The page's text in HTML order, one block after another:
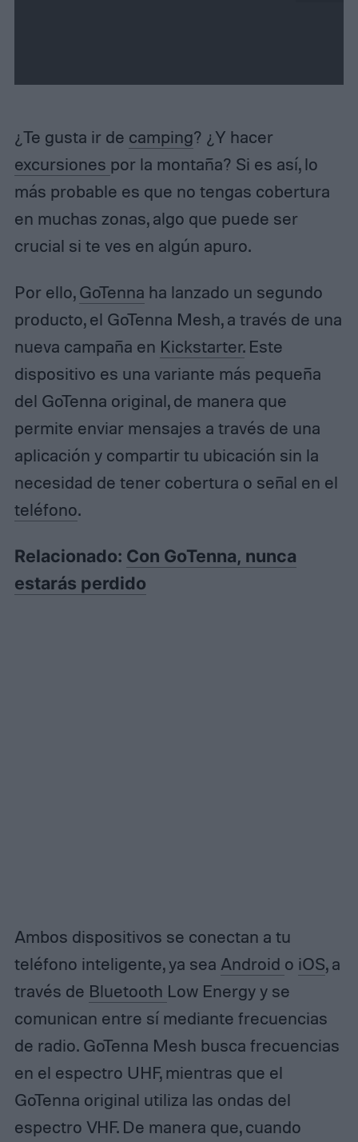
¿Te gusta ir de camping? ¿Y hacer
excursiones por la montaña? Si es así, lo
más probable es que no tengas cobertura
en muchas zonas, algo que puede ser
crucial si te ves en algún apuro.
Por ello,GoTenna ha lanzado un segundo
producto, el GoTenna Mesh, a través de una
nueva campaña en Kickstarter.Este
dispositivo es una variante más pequeña
del GoTenna original, de manera que
permite enviar mensajes a través de una
aplicación y compartir tu ubicación sin la
necesidad de tener cobertura o señal en el
teléfono.
Relacionado: Con GoTenna, nunca
estarás perdido
Ambos dispositivos se conectan a tu
teléfono inteligente, ya sea Android o iOS, a
través de Bluetooth Low Energy y se
comunican entre sí mediante frecuencias
de radio. GoTenna Mesh busca frecuencias
en el espectro UHF, mientras que el
GoTenna original utiliza las ondas del
espectro VHF. De manera que, cuando